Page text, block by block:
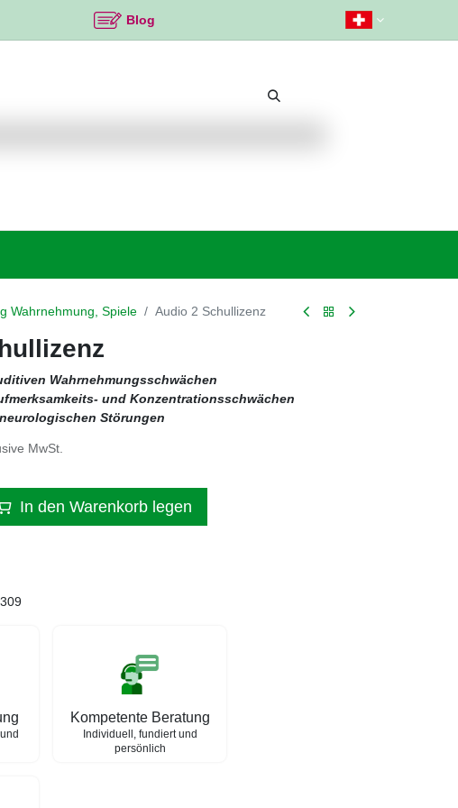
Blog
Wahrnehmung, Spiele Audio 2 Schullizenz
Wahrnehmungsschwächen
und Konzentrationsschwächen
Störungen
MwSt.
In den Warenkorb legen
Kompetente Beratung
Individuell, fundiert und
persönlich